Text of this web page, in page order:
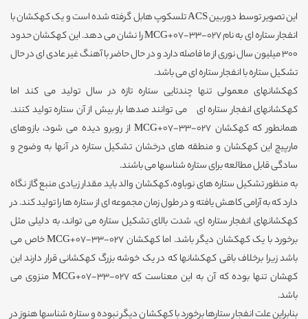
این تصویر توسط دوربین ACS تلسکوپ هابل گرفته شده است و یک کهکشان با
انفجار ستاره ای به نام MCG+07-33-027 را نشان می دهد. این کهکشان حدود
300 میلیون سال نوری از ما فاصله دارد و در حال حاضر با آهنگ غیر عادی ای در حال
تشکیل ستاره با انفجار ستاره ای می باشد.
کهکشانهای معمولی تنها چندتایی ستاره تازه در سال تولید می کند اما
کهکشانهای انفجار ستاره ای می توانند صدها بار بیش از آن ستاره تولید کنند.
همانطور که کهکشان MCG+07-33-027 از روبرو دیده می شود، بازوهای
مارپیچ این کهکشان و منطقه های درخشان تشکیل ستاره در آنها به وضوح و
سادگی قابل مطالعه برای ستاره شناسها می باشند.
به منظور تشکیل ستاره های نوباوه، کهکشان والد باید مقدار زیادی منبع گاز نگاه
دارد که به آرامی کاهش یافته و در طول زمان مجموعه ای از ستاره ها را تولید کند. در
کهکشانهای انفجار ستاره ای، شدت بالای تشکیل ستاره می تواند، به دلیلی مثل
برخورد با یک کهکشان دیگر باشد. اما کهکشان MCG+07-33-027 خاص می
باشد زیرا برخلاف باقی کهکشانها که در یک خوشه بزرگ کهکشانی قرار دارند این
کهشان تنها بوده که آن به این معناست که MCG+07-33-027 منزوی می
باشد.
بنابراین علت انفجار ستارها برخورد با کهکشان دیگر نبوده و ستاره شناسها هنوز در